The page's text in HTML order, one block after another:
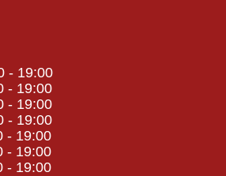
19:00
19:00
19:00
19:00
19:00
19:00
19:00